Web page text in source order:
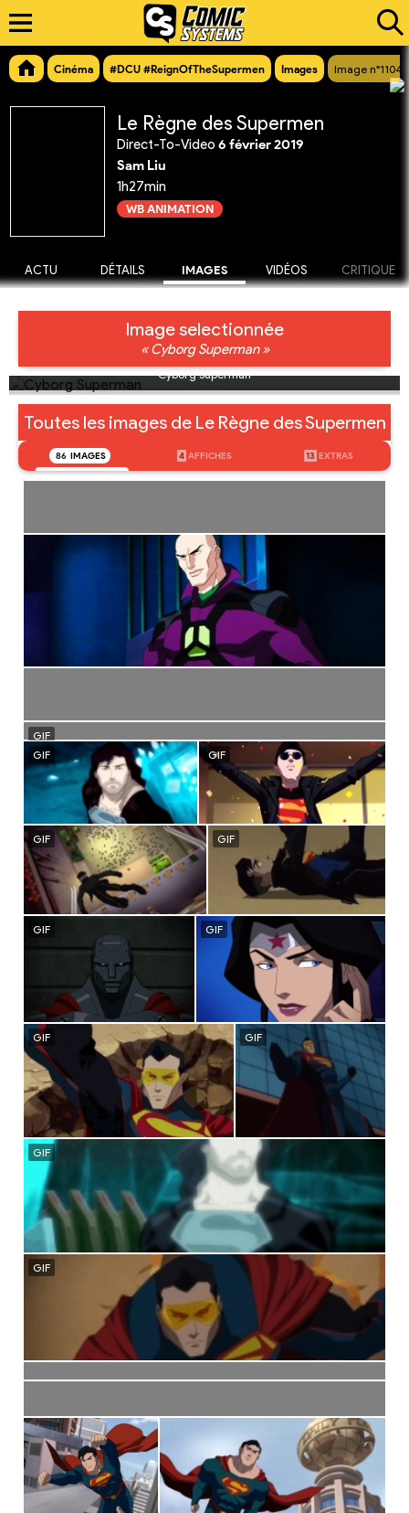
Cinéma #DCU #ReignOfTheSupermen Images Image n°11049
Le Règne des Supermen
Direct-To-Video 6 février 2019
Sam Liu
1h27min
WB ANIMATION
ACTU DÉTAILS IMAGES VIDÉOS CRITIQUE
Image selectionnée
« Cyborg Superman »
Cyborg Superman
Toutes les images de Le Règne des Supermen
86 IMAGES 4 AFFICHES 13 EXTRAS